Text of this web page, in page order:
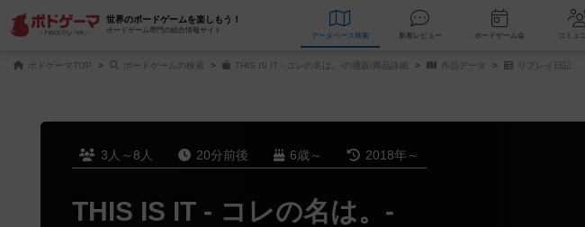
世界のボードゲームを楽しもう！
ボードゲーム専門の総合情報サイト
データベース 検索 新着レビュー ボードゲーム会
ボドゲーマTOP ボードゲームの検索 THIS IS IT - コレの名は。-の通販/商品詳細 作品データ リプレイ日記
3人～8人 20分前後 6歳～ 2018年～
THIS IS IT - コレの名は。-